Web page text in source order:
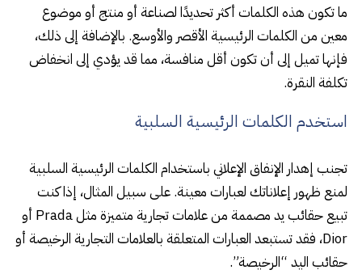
ما تكون هذه الكلمات أكثر تحديدًا لصناعة أو منتج أو موضوع
معين من الكلمات الرئيسية الأقصر والأوسع. بالإضافة إلى ذلك،
فإنها تميل إلى أن تكون أقل منافسة، مما قد يؤدي إلى انخفاض
تكلفة النقرة.
استخدم الكلمات الرئيسية السلبية
تجنب إهدار الإنفاق الإعلاني باستخدام الكلمات الرئيسية السلبية
لمنع ظهور إعلاناتك لعبارات معينة. على سبيل المثال، إذا كنت
تبيع حقائب يد مصممة من علامات تجارية متميزة مثل Prada أو
Dior، فقد تستبعد العبارات المتعلقة بالعلامات التجارية الرخيصة أو
حقائب اليد “الرخيصة”.